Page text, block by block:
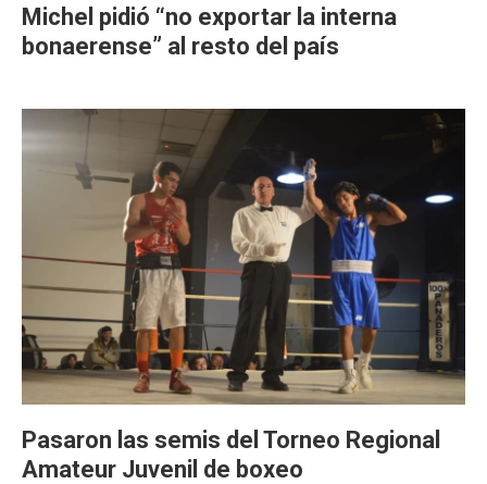
Michel pidió “no exportar la interna
bonaerense” al resto del país
Pasaron las semis del Torneo Regional
Amateur Juvenil de boxeo